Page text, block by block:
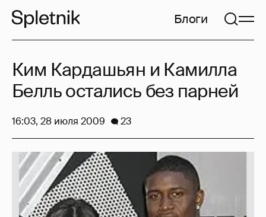
Блоги
Ким Кардашьян и Камилла
Белль остались без парней
16:03, 28 июля 2009 23